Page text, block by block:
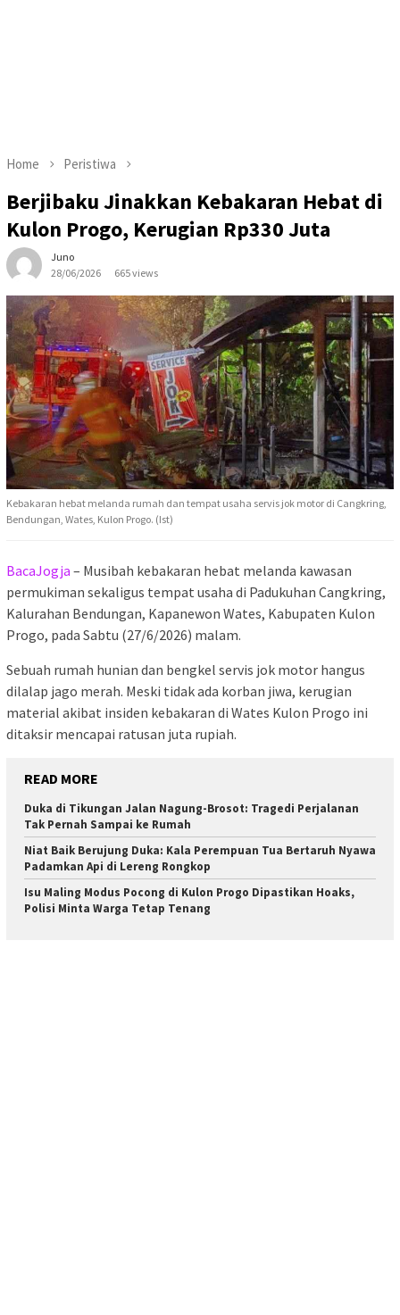
Home Peristiwa
Berjibaku Jinakkan Kebakaran Hebat di
Kulon Progo, Kerugian Rp330 Juta
Juno
28/06/2026
665 views
Kebakaran hebat melanda rumah dan tempat usaha servis jok motor di Cangkring,
Bendungan, Wates, Kulon Progo. (Ist)
BacaJogja – Musibah kebakaran hebat melanda kawasan
permukiman sekaligus tempat usaha di Padukuhan Cangkring,
Kalurahan Bendungan, Kapanewon Wates, Kabupaten Kulon
Progo, pada Sabtu (27/6/2026) malam.
Sebuah rumah hunian dan bengkel servis jok motor hangus
dilalap jago merah. Meski tidak ada korban jiwa, kerugian
material akibat insiden kebakaran di Wates Kulon Progo ini
ditaksir mencapai ratusan juta rupiah.
READ MORE
Duka di Tikungan Jalan Nagung-Brosot: Tragedi Perjalanan
Tak Pernah Sampai ke Rumah
Niat Baik Berujung Duka: Kala Perempuan Tua Bertaruh Nyawa
Padamkan Api di Lereng Rongkop
Isu Maling Modus Pocong di Kulon Progo Dipastikan Hoaks,
Polisi Minta Warga Tetap Tenang